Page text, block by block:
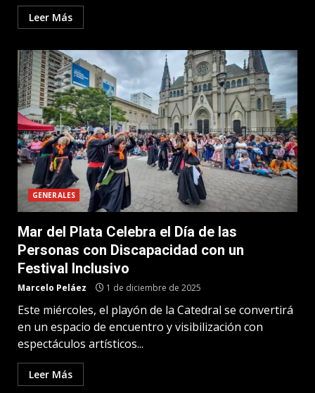
Leer Más
GENERALES
Mar del Plata Celebra el Día de las
Personas con Discapacidad con un
Festival Inclusivo
Marcelo Peláez 1 de diciembre de 2025
Este miércoles, el playón de la Catedral se convertirá
en un espacio de encuentro y visibilización con
espectáculos artísticos...
Leer Más